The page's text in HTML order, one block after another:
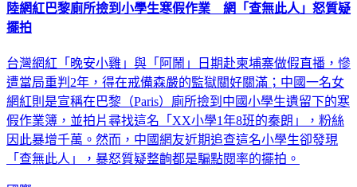
陸網紅巴黎廁所撿到小學生寒假作業 網「查無此人」怒質疑
擺拍
台灣網紅「晚安小雞」與「阿鬧」日期赴柬埔寨做假直播，慘
遭當局重判2年，得在戒備森嚴的監獄關好關滿；中國一名女
網紅則是宣稱在巴黎（Paris）廁所撿到中國小學生遺留下的寒
假作業簿，並拍片尋找這名「XX小學1年8班的秦朗」，粉絲
因此暴增千萬。然而，中國網友近期追查這名小學生卻發現
「查無此人」，暴怒質疑整齣都是騙點閱率的擺拍。